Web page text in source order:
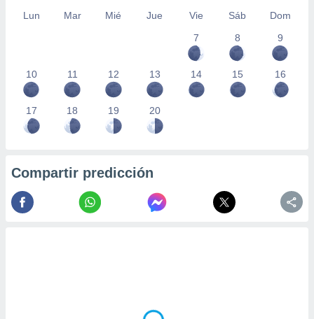
Lun Mar Mié Jue Vie Sáb
Dom
7
8 9
10 11 12 13 14 15 16
17 18 19 20
Compartir predicción